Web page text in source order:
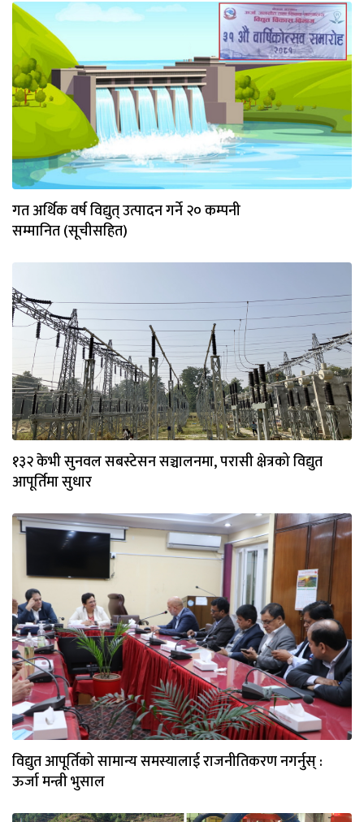
गत अर्थिक वर्ष विद्युत् उत्पादन गर्ने २० कम्पनी
सम्मानित (सूचीसहित)
१३२ केभी सुनवल सबस्टेसन सञ्चालनमा, परासी क्षेत्रको विद्युत
आपूर्तिमा सुधार
विद्युत आपूर्तिको सामान्य समस्यालाई राजनीतिकरण नगर्नुस् :
ऊर्जा मन्त्री भुसाल